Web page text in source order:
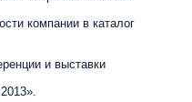
компании в каталог
и выставки